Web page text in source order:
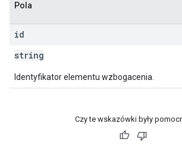
Pola
id
string
Identyfikator elementu wzbogacenia.
Czy te wskazówki były